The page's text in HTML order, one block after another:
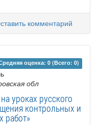
комментарий
оценка: 0 (Всего: 0)
обл
уроках русского
контрольных и
работ»